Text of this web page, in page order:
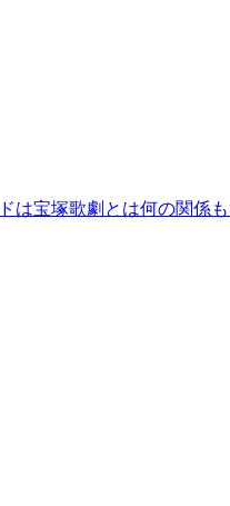
は宝塚歌劇とは何の関係